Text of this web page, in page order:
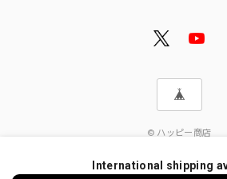
© ハッピー商店
International shipping